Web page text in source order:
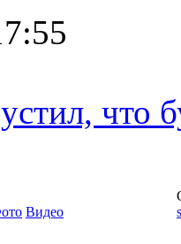
что
Видео